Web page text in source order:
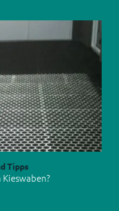
Tipps